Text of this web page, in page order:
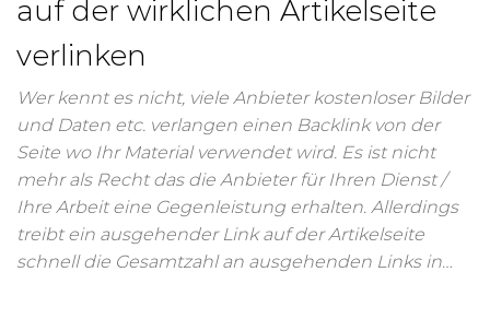
auf der wirklichen Artikelseite
verlinken
Wer kennt es nicht, viele Anbieter kostenloser Bilder
und Daten etc. verlangen einen Backlink von der
Seite wo Ihr Material verwendet wird. Es ist nicht
mehr als Recht das die Anbieter für Ihren Dienst /
Ihre Arbeit eine Gegenleistung erhalten. Allerdings
treibt ein ausgehender Link auf der Artikelseite
schnell die Gesamtzahl an ausgehenden Links in…